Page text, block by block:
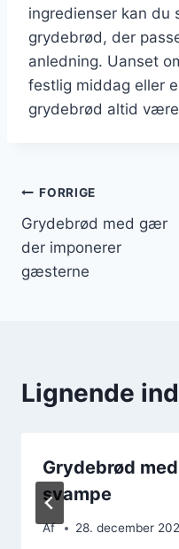
ingredienser kan du
grydebrød, der
anledning. Uanset
festlig middag eller
grydebrød altid
FORRIGE
Grydebrød med gær
der imponerer
gæsterne
Lignende
Grydebrød
svampe
Af 28. december